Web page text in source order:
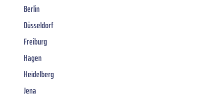
Berlin
Düsseldorf
Freiburg
Hagen
Heidelberg
Jena